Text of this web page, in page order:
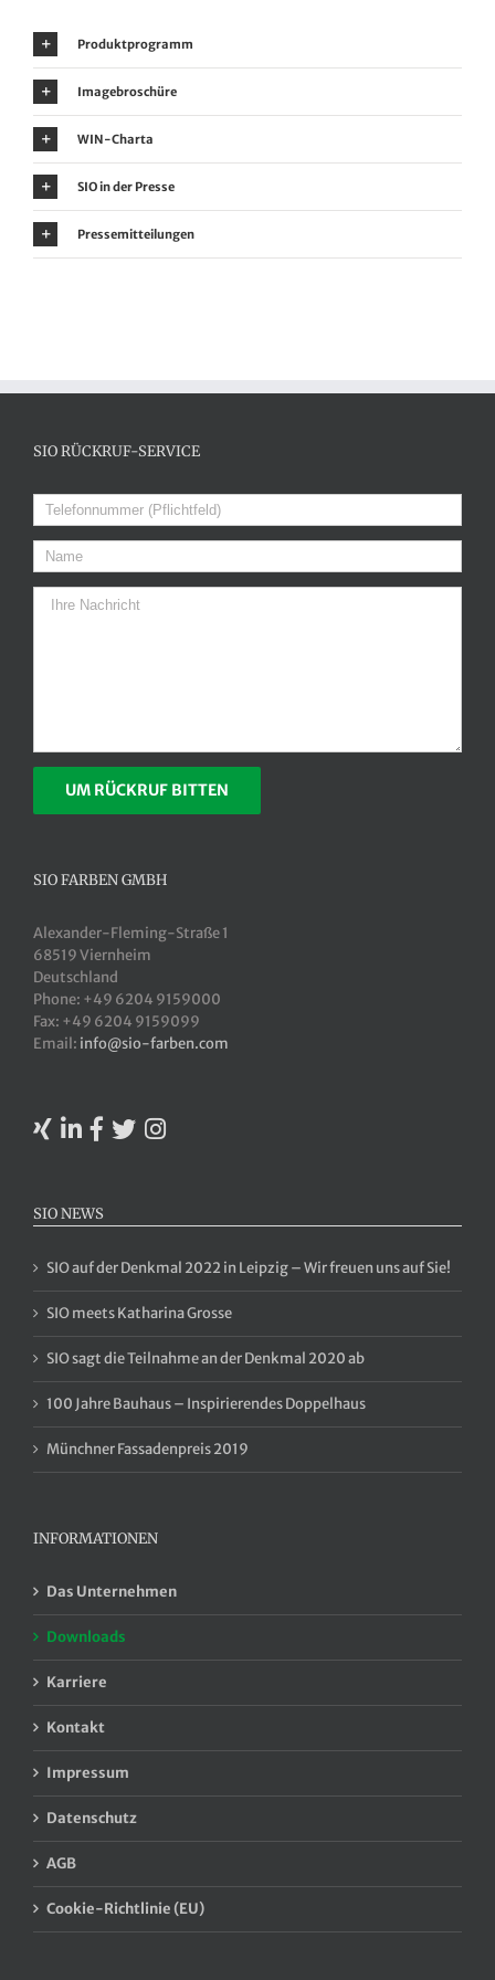
Produktprogramm
Imagebroschüre
WIN-Charta
SIO in der Presse
Pressemitteilungen
SIO RÜCKRUF-SERVICE
SIO FARBEN GMBH
Alexander-Fleming-Straße 1
68519 Viernheim
Deutschland
Phone: +49 6204 9159000
Fax: +49 6204 9159099
Email: info@sio-farben.com
SIO NEWS
SIO auf der Denkmal 2022 in Leipzig – Wir freuen uns auf Sie!
SIO meets Katharina Grosse
SIO sagt die Teilnahme an der Denkmal 2020 ab
100 Jahre Bauhaus – Inspirierendes Doppelhaus
Münchner Fassadenpreis 2019
INFORMATIONEN
Das Unternehmen
Downloads
Karriere
Kontakt
Impressum
Datenschutz
AGB
Cookie-Richtlinie (EU)